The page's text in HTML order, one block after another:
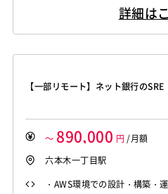
大、ランサムウェア被害の増加、
た。これにより、追加で考慮すべき
詳細は
【一部リモート】ネット銀行の
～ 890,000 円 /月額
六本木一丁目駅
・AWS環境での設計・構築